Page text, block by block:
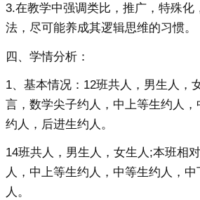
3.在教学中强调类比，推广，特殊化
法，尽可能养成其逻辑思维的习惯。
四、学情分析：
1、基本情况：12班共人，男生人，
言，数学尖子约人，中上等生约人
约人，后进生约人。
14班共人，男生人，女生人;本班相
人，中上等生约人，中等生约人，
人。